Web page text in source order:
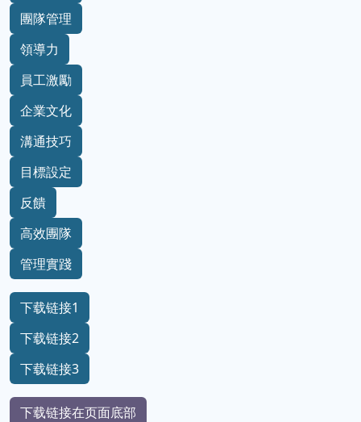
團隊管理
領導力
員工激勵
企業文化
溝通技巧
目標設定
反饋
高效團隊
管理實踐
下载链接1
下载链接2
下载链接3
下载链接在页面底部